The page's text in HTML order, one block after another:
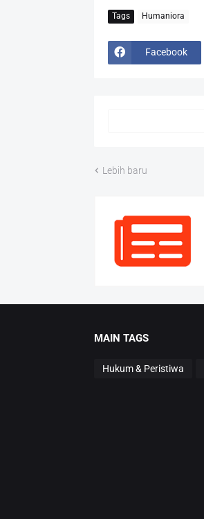
Tags Humaniora
Facebook
Lebih baru
MAIN TAGS
Hukum & Peristiwa